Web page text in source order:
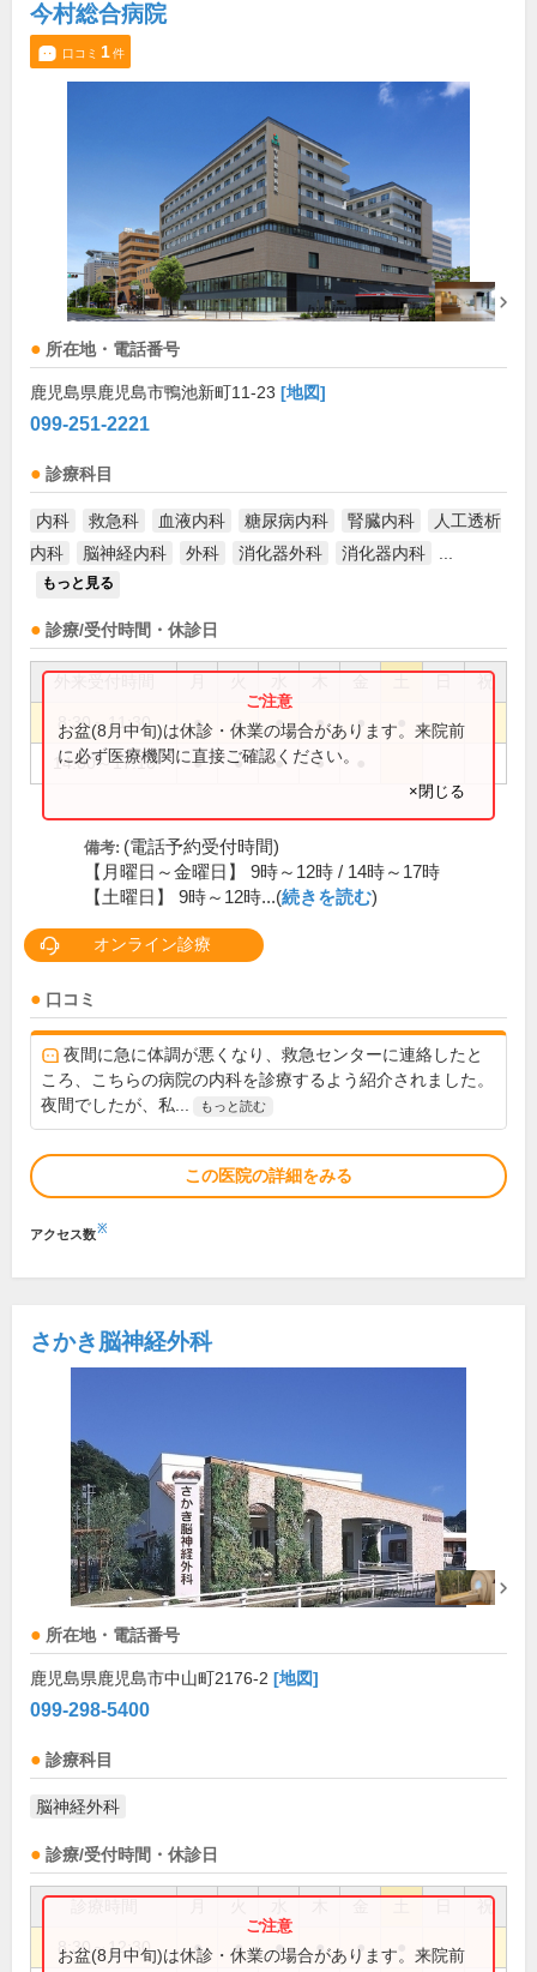
今村総合病院
口コミ 1件
所在地・電話番号
鹿児島県鹿児島市鴨池新町11-23 [地図]
099-251-2221
診療科目
内科 救急科 血液内科 糖尿病内科 腎臓内科
人工透析
内科
脳神経内科 外科 消化器外科 消化器内科
もっと見る
診療/受付時間・休診日
祝
8:30～11:30 ● ● ● ● ●
14:00～17:10 ● ● ● ●
お盆(8月中旬)は休診・休業の場合があります。来院前
に必ず医療機関に直接ご確認ください。
×閉じる
備考: (電話予約受付時間)
【月曜日～金曜日】 9時～12時 / 14時～17時
【土曜日】 9時～12時...(続きを読む)
オンライン診療
口コミ
夜間に急に体調が悪くなり、救急センターに連絡したと
ころ、こちらの病院の内科を診療するよう紹介されました。
夜間でしたが、私...
もっと読む
この医院の詳細をみる
アクセス数※
さかき脳神経外科
所在地・電話番号
鹿児島県鹿児島市中山町2176-2 [地図]
099-298-5400
診療科目
脳神経外科
診療/受付時間・休診日
祝
8:30～12:30 ● ● ● ● ●
お盆(8月中旬)は休診・休業の場合があります。来院前